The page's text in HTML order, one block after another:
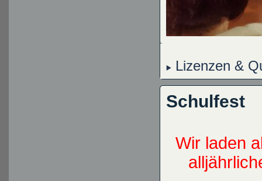
Lizenzen &
Schulfest
Wir laden